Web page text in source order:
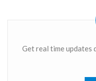
Get real time updates